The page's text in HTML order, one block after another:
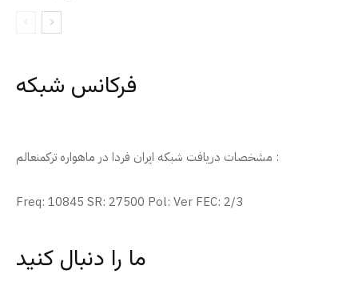
فرکانس شبکه
مشخصات دریافت شبکه ایران فردا در ماهواره ترکمنعالم :
Freq: 10845 SR: 27500 Pol: Ver FEC: 2/3
ما را دنبال کنید